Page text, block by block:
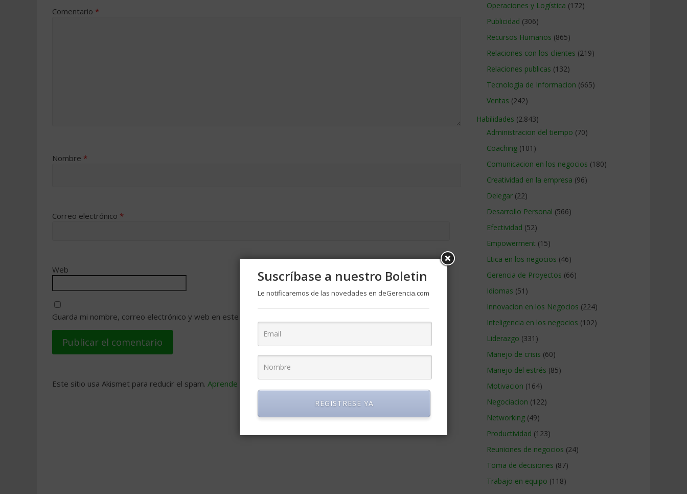
Comentario *
Nombre *
Correo electrónico *
Web
Guarda mi nombre, correo electrónico y web en este navegador para la próxima vez que comente.
Este sitio usa Akismet para reducir el spam. Aprende cómo se procesan los datos de tus comentarios
Operaciones y Logística (172)
Publicidad (306)
Recursos Humanos (865)
Relaciones con los clientes (219)
Relaciones publicas (132)
Tecnologia de Informacion (665)
Ventas (242)
Habilidades (2.843)
Administracion del tiempo (70)
Coaching (101)
Comunicacion en los negocios (180)
Creatividad en la empresa (96)
Delegar (22)
Desarrollo Personal (566)
Efectividad (52)
Empowerment (15)
Etica en los negocios (46)
Gerencia de Proyectos (66)
Idiomas (51)
Innovacion en los Negocios (224)
Inteligencia en los negocios (102)
Liderazgo (331)
Manejo de crisis (60)
Manejo del estrés (85)
Motivacion (164)
Negociacion (122)
Networking (49)
Productividad (123)
Reuniones de negocios (24)
Toma de decisiones (87)
Trabajo en equipo (118)
Suscríbase a nuestro Boletin
Le notificaremos de las novedades en deGerencia.com
REGISTRESE YA